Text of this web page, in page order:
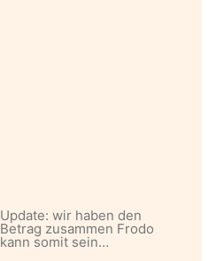
Update: wir haben den
Betrag zusammen Frodo
kann somit sein…